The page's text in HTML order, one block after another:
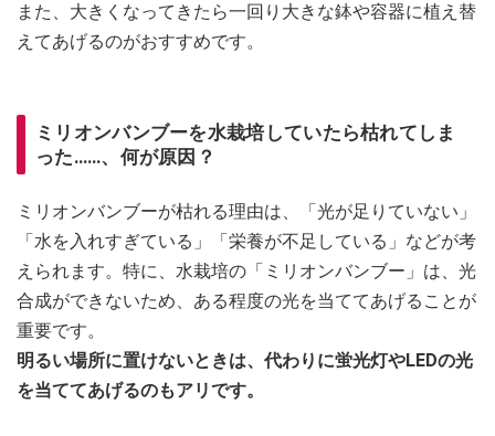
また、大きくなってきたら一回り大きな鉢や容器に植え替
えてあげるのがおすすめです。
ミリオンバンブーを水栽培していたら枯れてしま
った……、何が原因？
ミリオンバンブーが枯れる理由は、「光が足りていない」
「水を入れすぎている」「栄養が不足している」などが考
えられます。特に、水栽培の「ミリオンバンブー」は、光
合成ができないため、ある程度の光を当ててあげることが
重要です。
明るい場所に置けないときは、代わりに蛍光灯やLEDの光
を当ててあげるのもアリです。